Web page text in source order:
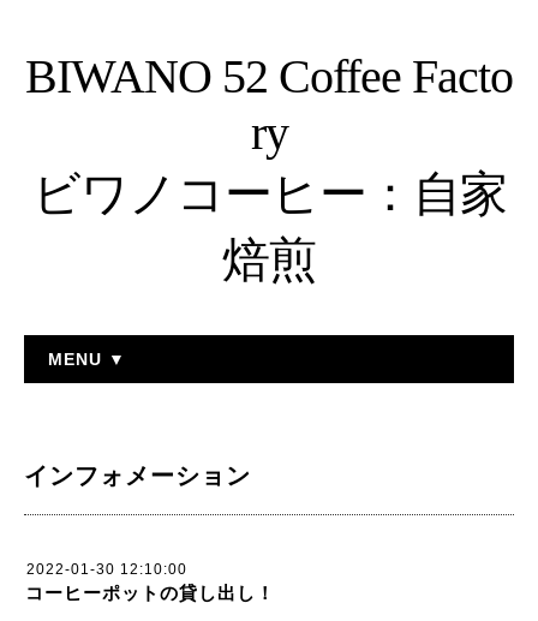
BIWANO 52 Coffee Facto
ry
ビワノコーヒー：自家
焙煎
MENU ▼
インフォメーション
2022-01-30 12:10:00
コーヒーポットの貸し出し！